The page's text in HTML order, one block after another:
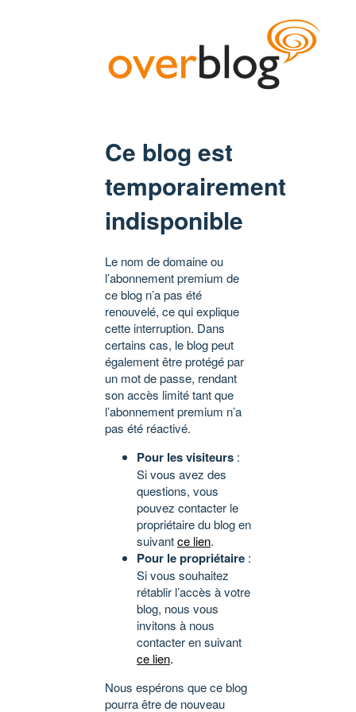
Ce blog est
temporairement
indisponible
Le nom de domaine ou
l’abonnement premium de
ce blog n’a pas été
renouvelé, ce qui explique
cette interruption. Dans
certains cas, le blog peut
également être protégé par
un mot de passe, rendant
son accès limité tant que
l’abonnement premium n’a
pas été réactivé.
Pour les visiteurs :
Si vous avez des
questions, vous
pouvez contacter le
propriétaire du blog en
suivantce lien.
Pour le propriétaire :
Si vous souhaitez
rétablir l’accès à votre
blog, nous vous
invitons à nous
contacter en suivant
ce lien.
Nous espérons que ce blog
pourra être de nouveau